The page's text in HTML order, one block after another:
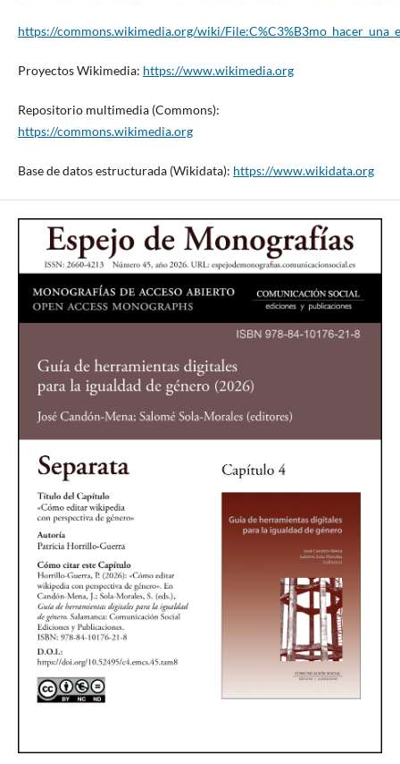
https://commons.wikimedia.org/wiki/
Proyectos Wikimedia: https://www.wikimedia.org
Repositorio multimedia (Commons):
https://commons.wikimedia.org
Base de datos estructurada (Wikidata): https://www.wikidata.org